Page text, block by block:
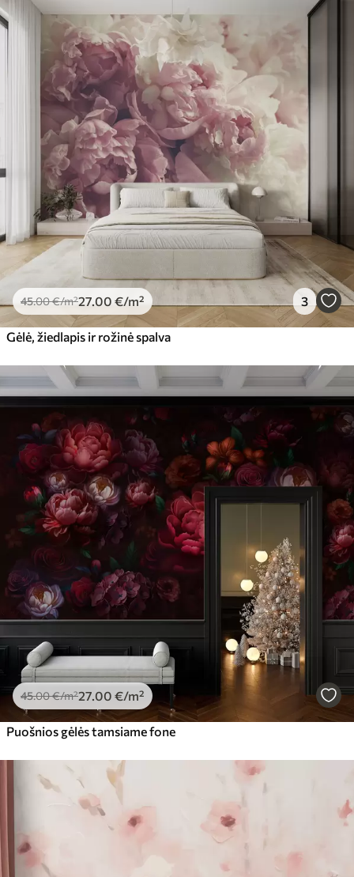
45.00€/m²27 .00 €/m² 3
Gėlė, žiedlapis ir rožinė spalva
45.00€/m²27 .00 €/m²
Puošnios gėlės tamsiame fone